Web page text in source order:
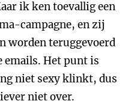
ik ken toevallig een
campagne, en zij
worden teruggevoerd
emails. Het punt is
niet sexy klinkt, dus
niet over.